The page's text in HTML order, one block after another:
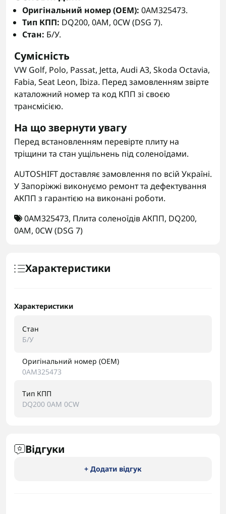
Оригінальний номер (OEM): 0AM325473.
Тип КПП: DQ200, 0AM, 0CW (DSG 7).
Стан: Б/У.
Сумісність
VW Golf, Polo, Passat, Jetta, Audi A3, Skoda Octavia,
Fabia, Seat Leon, Ibiza. Перед замовленням звірте
каталожний номер та код КПП зі своєю
трансмісією.
На що звернути увагу
Перед встановленням перевірте плиту на
тріщини та стан ущільнень під соленоїдами.
AUTOSHIFT доставляє замовлення по всій Україні.
У Запоріжжі виконуємо ремонт та дефектування
АКПП з гарантією на виконані роботи.
0AM325473, Плита соленоїдів АКПП, DQ200,
0AM, 0CW (DSG 7)
Характеристики
Характеристики
Стан
Б/У
Оригінальний номер (OEM)
0AM325473
Тип КПП
DQ200 0AM 0CW
Відгуки
+ Додати відгук